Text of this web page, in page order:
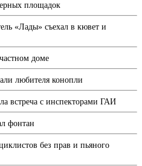
площадок
«Лады» съехал в кювет и
доме
любителя конопли
встреча с инспекторами ГАИ
фонтан
без прав и пьяного